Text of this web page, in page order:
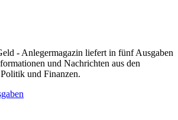
- Anlegermagazin liefert in fünf Ausgaben
und Nachrichten aus den
und Finanzen.